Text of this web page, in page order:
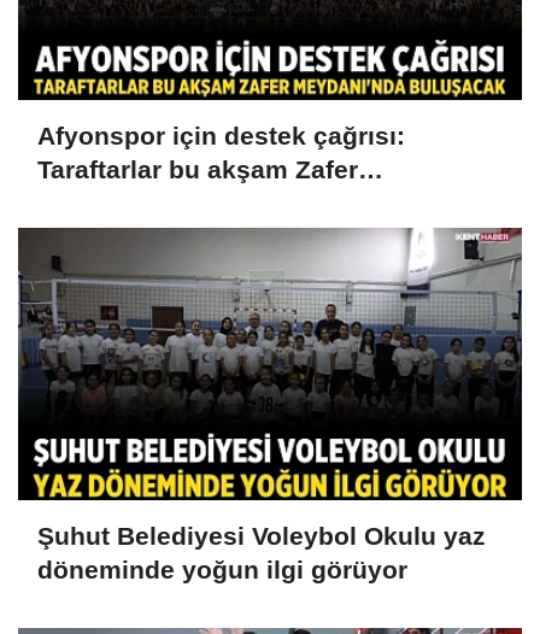
Afyonspor için destek çağrısı:
Taraftarlar bu akşam Zafer
Şuhut Belediyesi Voleybol Okulu yaz
döneminde yoğun ilgi görüyor